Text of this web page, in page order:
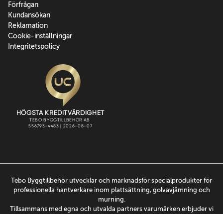
Förfrågan
Kundansökan
Reklamation
Cookie-inställningar
Integritetspolicy
Tebo Byggtillbehör utvecklar och marknadsför specialprodukter för
professionella hantverkare inom plattsättning, golvavjämning och
murning.
Tillsammans med egna och utvalda partners varumärken erbjuder vi